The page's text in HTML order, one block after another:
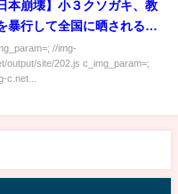
本崩壊】小３クソガキ、教
暴行して全国に晒されるｗ
ｗｗｗｗｗ
//img-
output/site/202.js c_img_param=;
c.net...